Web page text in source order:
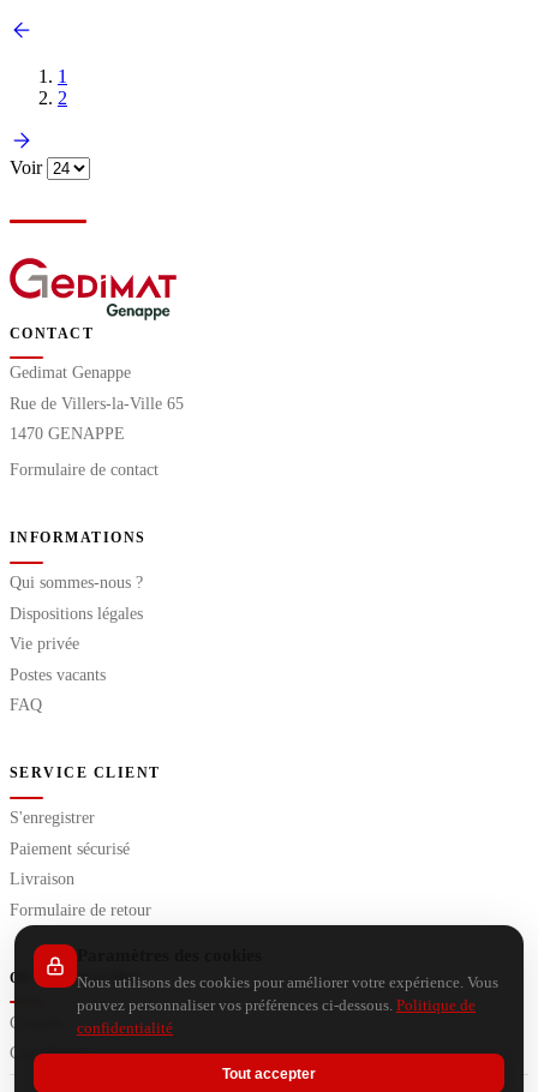
1
2
Voir
CONTACT
Gedimat Genappe
Rue de Villers-la-Ville 65
1470 GENAPPE
Formulaire de contact
INFORMATIONS
Qui sommes-nous ?
Dispositions légales
Vie privée
Postes vacants
FAQ
SERVICE CLIENT
S'enregistrer
Paiement sécurisé
Livraison
Formulaire de retour
OUTILS EXTRA
Conseils
Calculateurs
Nous utilisons des cookies pour améliorer votre expérience. Vous
pouvez personnaliser vos préférences ci-dessous. Politique de
confidentialité
Tout accepter